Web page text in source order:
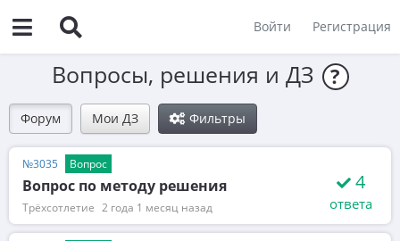
Войти Регистрация
Вопросы, решения и ДЗ ?
Форум Мои ДЗ Фильтры
4
ответа
№3035 Вопрос
Вопрос по методу решения
Трёхсотлетие 2 года 1 месяц назад